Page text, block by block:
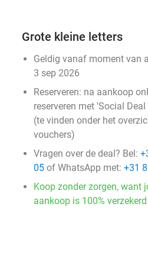
Grote kleine letters
Geldig vanaf moment van
3 sep 2026
Reserveren: na aankoop
reserveren met 'Social Deal
(te vinden onder het
vouchers)
Vragen over de deal? Bel:
05 of WhatsApp met: +31
Koop zonder zorgen, want
aankoop is 100%